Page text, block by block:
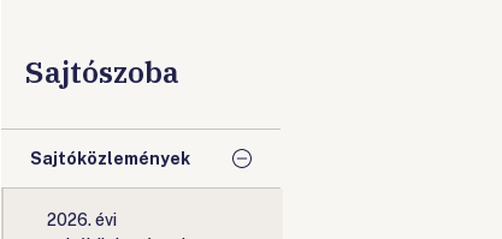
Sajtószoba
Sajtóközlemények
2026. évi